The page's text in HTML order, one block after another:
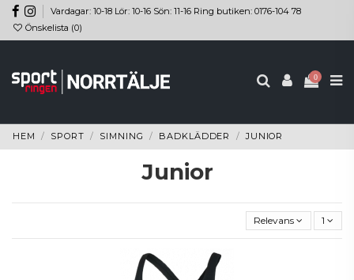
Vardagar: 10-18 Lör: 10-16 Sön: 11-16 Ring butiken: 0176-104 78
Önskelista (0)
0
HEM SPORT SIMNING BADKLÄDDER JUNIOR
Junior
Relevans 1